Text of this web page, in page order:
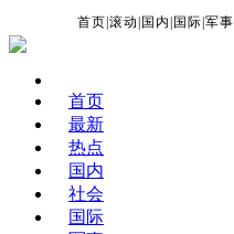
首页 |滚动 国内 国际 |军事
首页
最新
热点
国内
社会
国际